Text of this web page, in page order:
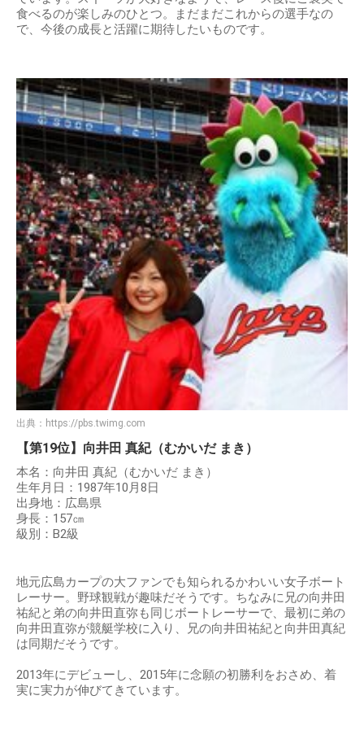
食べるのが楽しみのひとつ。まだまだこれからの選手なの
で、今後の成長と活躍に期待したいものです。
出典： https://pbs.twimg.com
【第19位】向井田 真紀（むかいだ まき）
本名：向井田 真紀（むかいだ まき）
生年月日：1987年10月8日
出身地：広島県
身長：157㎝
級別：B2級
地元広島カープの大ファンでも知られるかわいい女子ボート
レーサー。野球観戦が趣味だそうです。ちなみに兄の向井田
祐紀と弟の向井田直弥も同じボートレーサーで、最初に弟の
向井田直弥が競艇学校に入り、兄の向井田祐紀と向井田真紀
は同期だそうです。
2013年にデビューし、2015年に念願の初勝利をおさめ、着
実に実力が伸びてきています。